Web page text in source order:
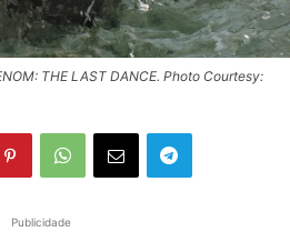
THE LAST DANCE. Photo Courtesy:
Publicidade